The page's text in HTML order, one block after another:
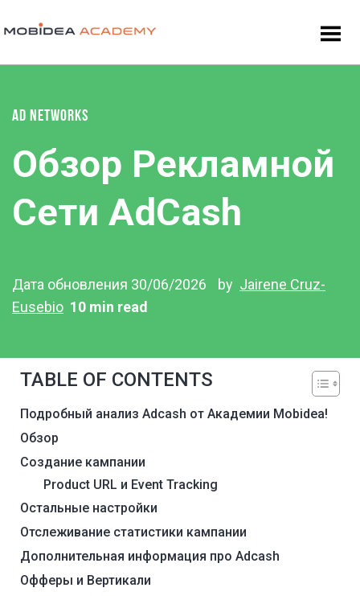
AD NETWORKS
Обзор Рекламной
Сети AdCash
Дата обновления 30/06/2026 by Jairene Cruz-
Eusebio 10 min read
TABLE OF CONTENTS
Подробный анализ Adcash от Академии Mobidea!
Обзор
Создание кампании
Product URL и Event Tracking
Остальные настройки
Отслеживание статистики кампании
Дополнительная информация про Adcash
Офферы и Вертикали